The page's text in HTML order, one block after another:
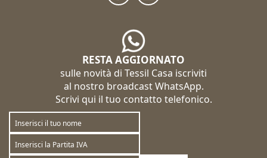
RESTA AGGIORNATO
sulle novità di Tessil Casa iscriviti
al nostro broadcast WhatsApp.
Scrivi qui il tuo contatto telefonico.